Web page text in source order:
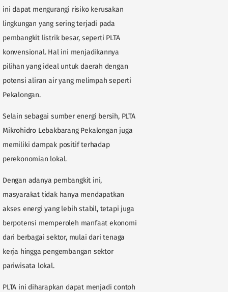
ini dapat mengurangi risiko kerusakan
lingkungan yang sering terjadi pada
pembangkit listrik besar, seperti PLTA
konvensional. Hal ini menjadikannya
pilihan yang ideal untuk daerah dengan
potensi aliran air yang melimpah seperti
Pekalongan.
Selain sebagai sumber energi bersih, PLTA
Mikrohidro Lebakbarang Pekalongan juga
memiliki dampak positif terhadap
perekonomian lokal.
Dengan adanya pembangkit ini,
masyarakat tidak hanya mendapatkan
akses energi yang lebih stabil, tetapi juga
berpotensi memperoleh manfaat ekonomi
dari berbagai sektor, mulai dari tenaga
kerja hingga pengembangan sektor
pariwisata lokal.
PLTA ini diharapkan dapat menjadi contoh